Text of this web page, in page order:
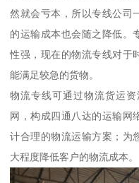
然就会亏本，所以专线公司
的运输成本也会随之降低。
性强，现在的物流专线对于
能满足较急的货物。
物流专线可通过物流货运
网，构成四通八达的运输网
计合理的物流运输方案；为
大程度降低客户的物流成本。